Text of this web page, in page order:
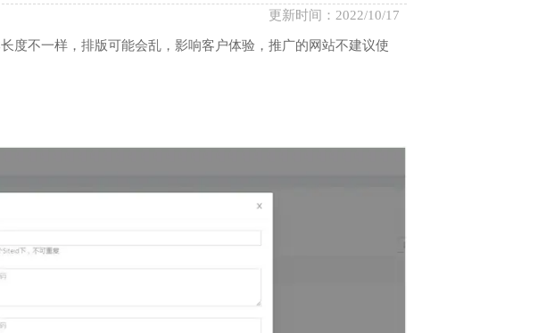
更新时间：2022/10/17
度不一样，排版可能会乱，影响客户体验，推广的网站不建议使